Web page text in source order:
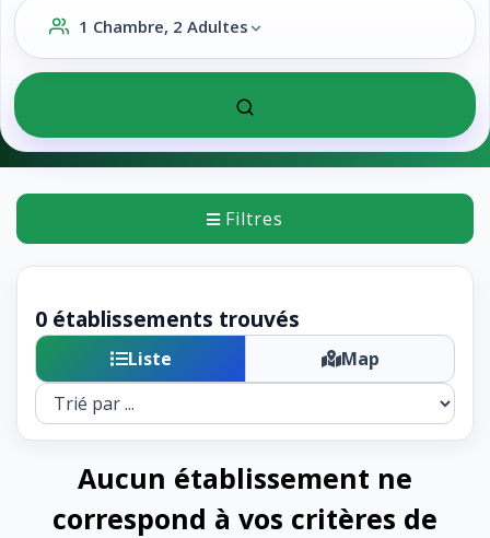
1 Chambre, 2 Adultes
Filtres
0 établissements trouvés
Liste Map
Aucun établissement ne
correspond à vos critères de